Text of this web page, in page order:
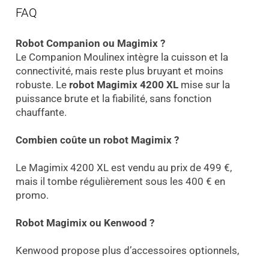
FAQ
Robot Companion ou Magimix ?
Le Companion Moulinex intègre la cuisson et la
connectivité, mais reste plus bruyant et moins
robuste. Le robot Magimix 4200 XLmise sur la
puissance brute et la fiabilité, sans fonction
chauffante.
Combien coûte un robot Magimix ?
Le Magimix 4200 XL est vendu au prix de 499 €,
mais il tombe régulièrement sous les 400 € en
promo.
Robot Magimix ou Kenwood ?
Kenwood propose plus d’accessoires optionnels,